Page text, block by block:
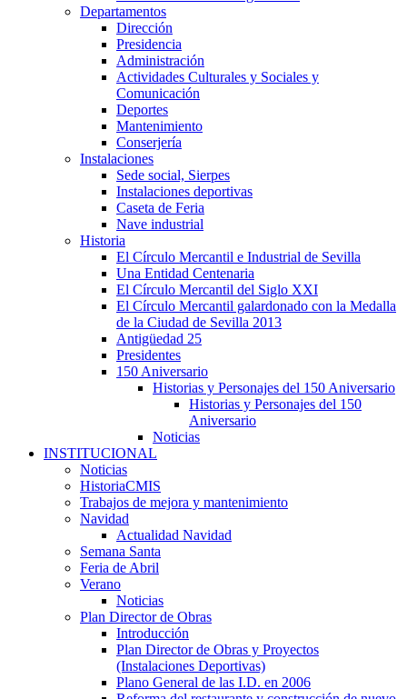
Departamentos
Dirección
Presidencia
Administración
Actividades Culturales y Sociales y
Comunicación
Deportes
Mantenimiento
Conserjería
Instalaciones
Sede social, Sierpes
Instalaciones deportivas
Caseta de Feria
Nave industrial
Historia
El Círculo Mercantil e Industrial de Sevilla
Una Entidad Centenaria
El Círculo Mercantil del Siglo XXI
El Círculo Mercantil galardonado con la Medalla
de la Ciudad de Sevilla 2013
Antigüedad 25
Presidentes
150 Aniversario
Historias y Personajes del 150 Aniversario
Historias y Personajes del 150
Aniversario
Noticias
INSTITUCIONAL
Noticias
HistoriaCMIS
Trabajos de mejora y mantenimiento
Navidad
Actualidad Navidad
Semana Santa
Feria de Abril
Verano
Noticias
Plan Director de Obras
Introducción
Plan Director de Obras y Proyectos
(Instalaciones Deportivas)
Plano General de las I.D. en 2006